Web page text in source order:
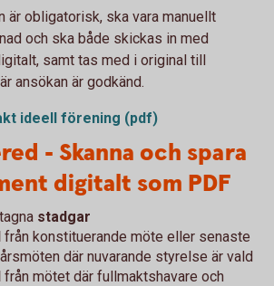
är obligatorisk, ska vara manuellt
och ska både skickas in med
samt tas med i original till
ansökan är godkänd.
ideell förening (pdf)
- Skanna och spara
digitalt som PDF
stadgar
från konstituerande möte eller senaste
där nuvarande styrelse är vald
från mötet där fullmaktshavare och